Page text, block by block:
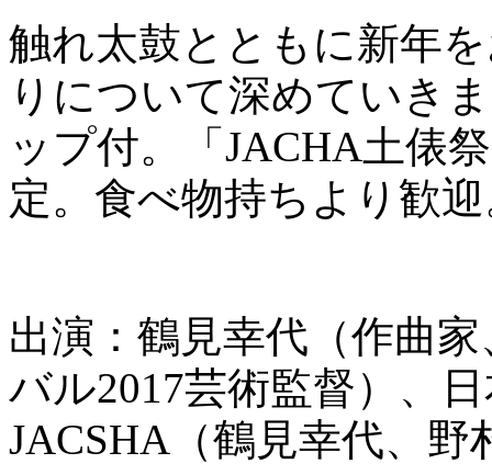
触れ太鼓とともに新年
りについて深めていき
ップ付。「JACHA土俵
定。食べ物持ちより歓
出演：鶴見幸代（作曲
バル2017芸術監督）、
JACSHA（鶴見幸代、野